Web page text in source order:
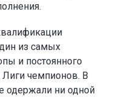
из самых
и постоянного
Лиги чемпионов. В
одержали ни одной